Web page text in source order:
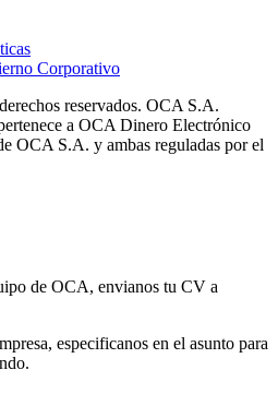
Corporativo
reservados. OCA S.A.
a OCA Dinero Electrónico
OCA S.A. y ambas reguladas por el
de OCA, envianos tu CV a
especificanos en el asunto para